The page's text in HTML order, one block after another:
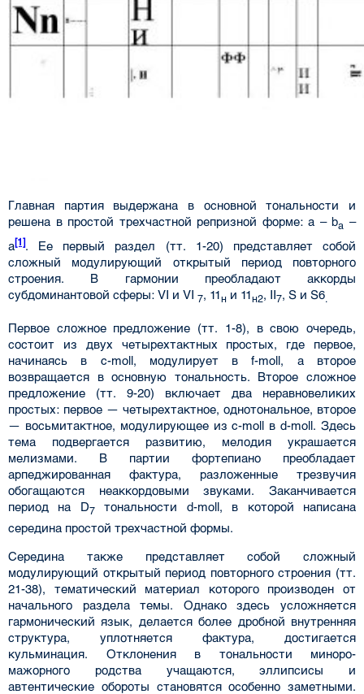
Главная партия выдержана в основной тональности и
решена в простой трехчастной репризной форме: a – ba –
a[1]. Ее первый раздел (тт. 1-20) представляет собой
сложный модулирующий открытый период повторного
строения. В гармонии преобладают аккорды
субдоминантовой сферы: VI и VI 7, 11н и 11н2, II7, S и S6.
Первое сложное предложение (тт. 1-8), в свою очередь,
состоит из двух четырехтактных простых, где первое,
начинаясь в c-moll, модулирует в f-moll, а второе
возвращается в основную тональность. Второе сложное
предложение (тт. 9-20) включает два неравновеликих
простых: первое — четырехтактное, однотональное, второе
— восьмитактное, модулирующее из c-moll в d-moll. Здесь
тема подвергается развитию, мелодия украшается
мелизмами. В партии фортепиано преобладает
арпеджированная фактура, разложенные трезвучия
обогащаются неаккордовыми звуками. Заканчивается
период на D7тональности d-moll, в которой написана
середина простой трехчастной формы.
Середина также представляет собой сложный
модулирующий открытый период повторного строения (тт.
21-38), тематический материал которого производен от
начального раздела темы. Однако здесь усложняется
гармонический язык, делается более дробной внутренняя
структура, уплотняется фактура, достигается
кульминация. Отклонения в тональности миноро-
мажорного родства учащаются, эллипсисы и
автентические обороты становятся особенно заметными.